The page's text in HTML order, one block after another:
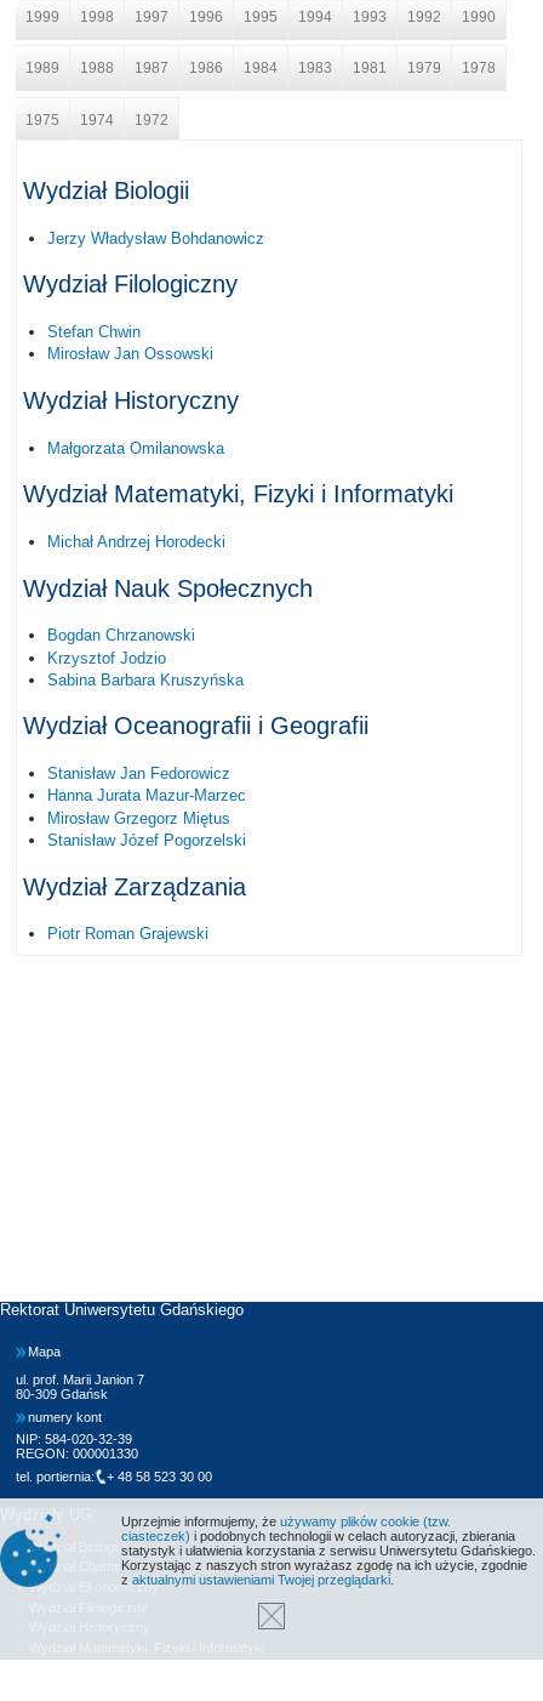
1999 1998 1997 1996 1995 1994 1993 1992 1990
1989 1988 1987 1986 1984 1983 1981 1979 1978
1975 1974 1972
Wydział Biologii
Jerzy Władysław Bohdanowicz
Wydział Filologiczny
Stefan Chwin
Mirosław Jan Ossowski
Wydział Historyczny
Małgorzata Omilanowska
Wydział Matematyki, Fizyki i Informatyki
Michał Andrzej Horodecki
Wydział Nauk Społecznych
Bogdan Chrzanowski
Krzysztof Jodzio
Sabina Barbara Kruszyńska
Wydział Oceanografii i Geografii
Stanisław Jan Fedorowicz
Hanna Jurata Mazur-Marzec
Mirosław Grzegorz Miętus
Stanisław Józef Pogorzelski
Wydział Zarządzania
Piotr Roman Grajewski
Rektorat Uniwersytetu Gdańskiego
Mapa
ul. prof. Marii Janion 7
80-309 Gdańsk
numery kont
NIP: 584-020-32-39
REGON: 000001330
tel. portiernia:
+ 48 58 523 30 00
Wydziały UG
Wydział Biologii
Wydział Chemii
Wydział Ekonomiczny
Uprzejmie informujemy, że używamy plików cookie (tzw.
ciasteczek) i podobnych technologii w celach autoryzacji, zbierania
statystyk i ułatwienia korzystania z serwisu Uniwersytetu Gdańskiego.
Korzystając z naszych stron wyrażasz zgodę na ich użycie, zgodnie
z aktualnymi ustawieniami Twojej przeglądarki